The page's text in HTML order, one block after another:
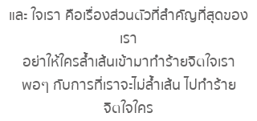
และ ใจเรา คือเรื่องส่วนตัวที่สำคัญที่สุดของ
เรา
อย่าให้ใครล้ำเส้นเข้ามาทำร้ายจิตใจเรา
พอๆ กับการที่เราจะไม่ล้ำเส้น ไปทำร้าย
จิตใจใคร